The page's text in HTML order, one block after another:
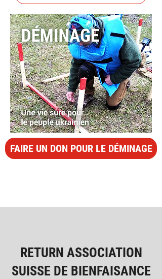
FAIRE UN DON POUR LE DÉMINAGE
RETURN ASSOCIATION
SUISSE DE BIENFAISANCE